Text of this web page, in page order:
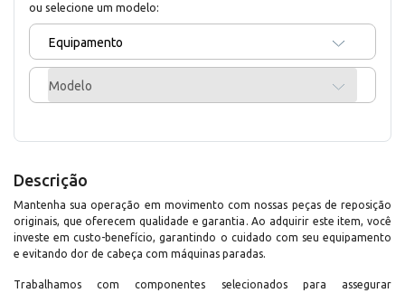
ou selecione um modelo:
Equipamento
Modelo
Descrição
Mantenha sua operação em movimento com nossas peças de reposição
originais, que oferecem qualidade e garantia. Ao adquirir este item, você
investe em custo-benefício, garantindo o cuidado com seu equipamento
e evitando dor de cabeça com máquinas paradas.
Trabalhamos com componentes selecionados para assegurar